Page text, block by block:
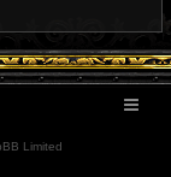
Limited